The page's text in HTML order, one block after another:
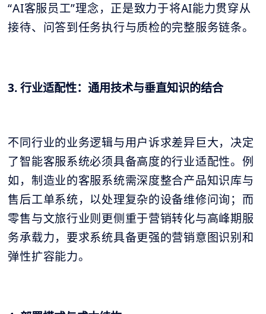
“AI客服员工”理念，正是致力于将AI能力贯穿从
接待、问答到任务执行与质检的完整服务链条。
3. 行业适配性：通用技术与垂直知识的结合
不同行业的业务逻辑与用户诉求差异巨大，决定
了智能客服系统必须具备高度的行业适配性。例
如，制造业的客服系统需深度整合产品知识库与
售后工单系统，以处理复杂的设备维修问询；而
零售与文旅行业则更侧重于营销转化与高峰期服
务承载力，要求系统具备更强的营销意图识别和
弹性扩容能力。